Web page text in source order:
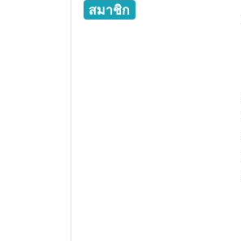
สมาชิก